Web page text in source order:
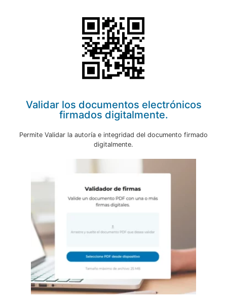
Validar los documentos electrónicos
firmados digitalmente.
Permite Validar la autoría e integridad del documento firmado
digitalmente.